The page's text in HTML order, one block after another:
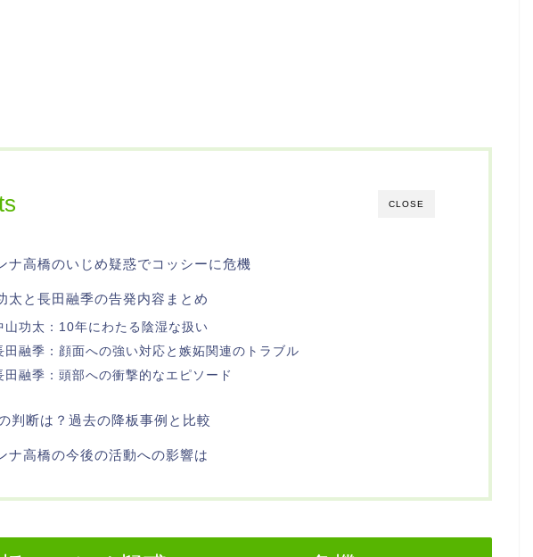
CLOSE
ナ高橋のいじめ疑惑でコッシーに危機
太と長田融季の告発内容まとめ
功太：10年にわたる陰湿な扱い
融季：顔面への強い対応と嫉妬関連のトラブル
融季：頭部への衝撃的なエピソード
判断は？過去の降板事例と比較
ナ高橋の今後の活動への影響は